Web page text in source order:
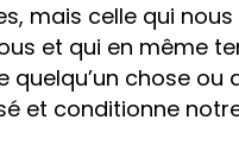
mais celle qui
et qui en même
chose ou
et conditionne